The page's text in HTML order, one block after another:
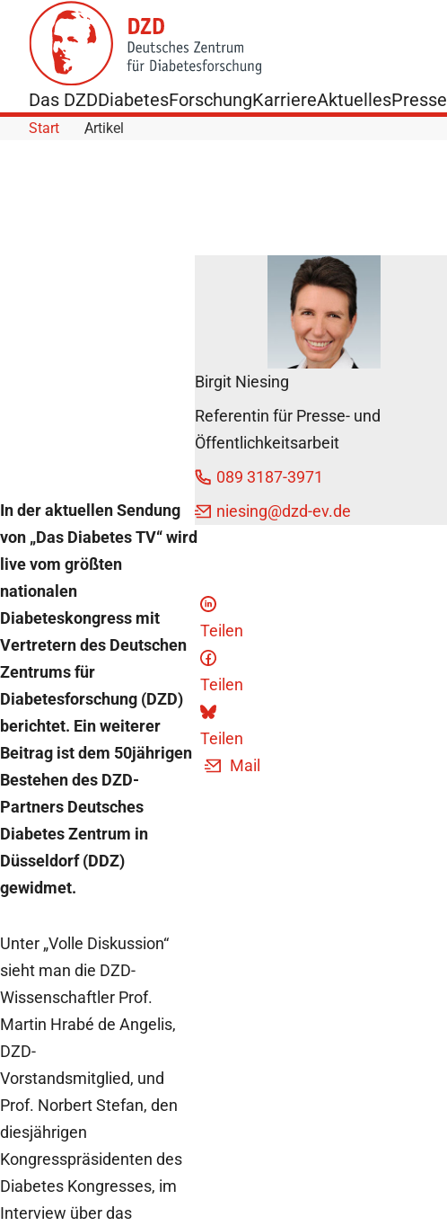
Skip to Content
Das DZDDiabetesForschungKarriereAktuellesPresse
Start Artikel
Diabetes
TV
22. Juni
2015
In der aktuellen Sendung
von „Das Diabetes TV“ wird
live vom größten
nationalen
Diabeteskongress mit
Vertretern des Deutschen
Zentrums für
Diabetesforschung (DZD)
berichtet. Ein weiterer
Beitrag ist dem 50jährigen
Bestehen des DZD-
Partners Deutsches
Diabetes Zentrum in
Düsseldorf (DDZ)
gewidmet.
Unter „Volle Diskussion“
sieht man die DZD-
Wissenschaftler Prof.
Martin Hrabé de Angelis,
DZD-
Vorstandsmitglied, und
Prof. Norbert Stefan, den
diesjährigen
Kongresspräsidenten des
Diabetes Kongresses, im
Interview über das
Teilen
Teilen
Teilen
Mail
Birgit Niesing
Referentin für Presse- und
Öffentlichkeitsarbeit
089 3187-3971
niesing@dzd-ev.de